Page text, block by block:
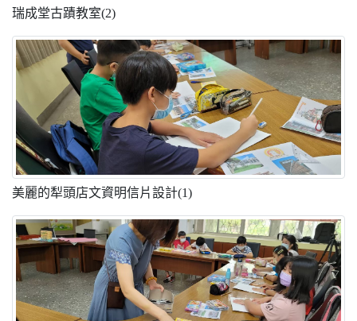
瑞成堂古蹟教室(2)
美麗的犁頭店文資明信片設計(1)